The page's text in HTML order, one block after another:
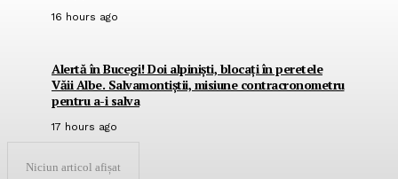
16 hours ago
Alertă în Bucegi! Doi alpiniști, blocați în peretele
Văii Albe. Salvamontiștii, misiune contracronometru
pentru a-i salva
17 hours ago
Niciun articol afișat